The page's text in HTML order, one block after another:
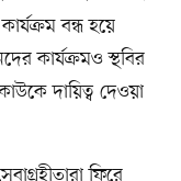
বন্ধ হয়ে
কার্যক্রমও স্থবির
দায়িত্ব দেওয়া